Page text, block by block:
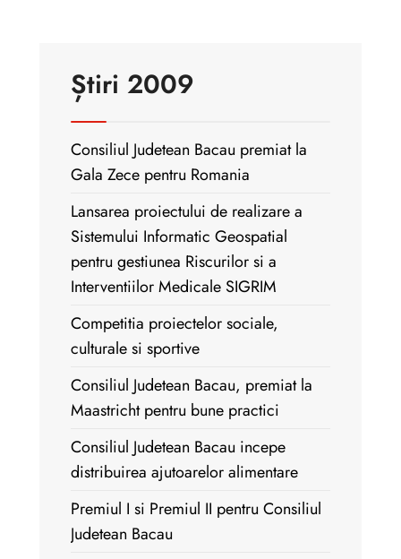
Știri 2009
Consiliul Judetean Bacau premiat la
Gala Zece pentru Romania
Lansarea proiectului de realizare a
Sistemului Informatic Geospatial
pentru gestiunea Riscurilor si a
Interventiilor Medicale SIGRIM
Competitia proiectelor sociale,
culturale si sportive
Consiliul Judetean Bacau, premiat la
Maastricht pentru bune practici
Consiliul Judetean Bacau incepe
distribuirea ajutoarelor alimentare
Premiul I si Premiul II pentru Consiliul
Judetean Bacau